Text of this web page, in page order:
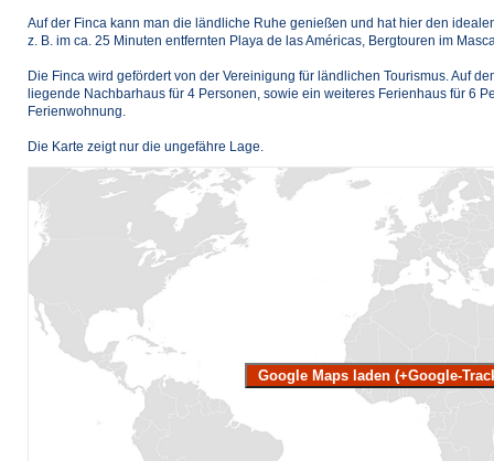
Auf der Finca kann man die ländliche Ruhe genießen und hat hier den
z. B. im ca. 25 Minuten entfernten Playa de las Américas, Bergtouren im
Die Finca wird gefördert von der Vereinigung für ländlichen Tourismus. Auf
liegende Nachbarhaus für 4 Personen, sowie ein weiteres Ferienhaus für 6
Ferienwohnung.
Die Karte zeigt nur die ungefähre Lage.
Google Maps laden (+Google-